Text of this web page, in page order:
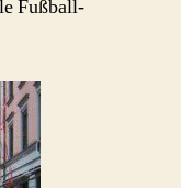
Fußball-